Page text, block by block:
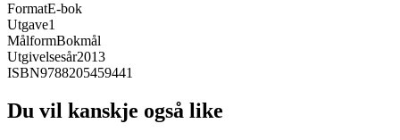
FormatE-bok
Utgave1
MålformBokmål
Utgivelsesår2013
ISBN9788205459441
Du vil kanskje også like